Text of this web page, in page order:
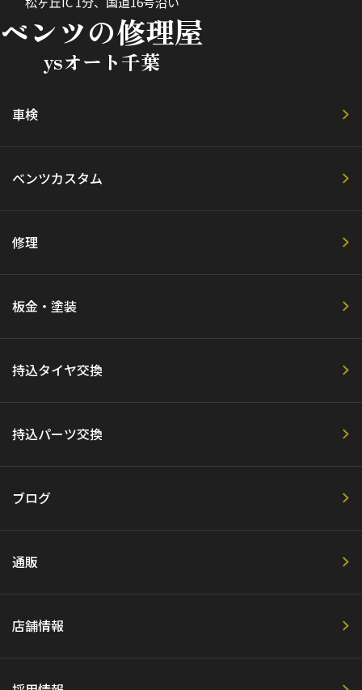
ベンツの修理屋
ysオート千葉
車検
ベンツカスタム
修理
板金・塗装
持込タイヤ交換
持込パーツ交換
ブログ
通販
店舗情報